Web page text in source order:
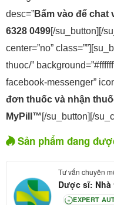
desc=”Bấm vào để chat
6328 0499[/su_button][/
center=”no”
thuoc/”
facebook-messenger”
đơn thuốc và nhận
MyPill™ [/su_button][/
Sản phẩm đang
Tư vấn chuyên
Dược sĩ: Nhà
80 EXPERT